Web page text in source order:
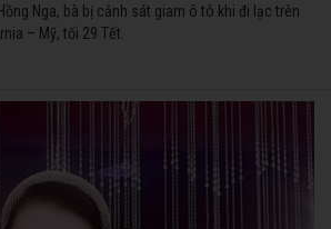
Nga, bà bị cảnh sát giam ô tô khi đi lạc trên
– Mỹ, tối 29 Tết.